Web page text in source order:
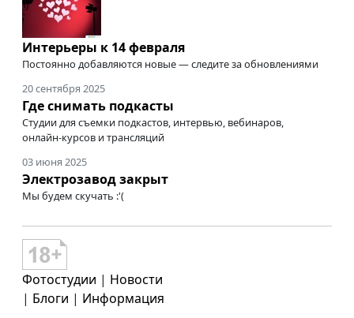
Интерьеры к 14 февраля
Постоянно добавляются новые — следите за обновлениями
20 сентября 2025
Где снимать подкасты
Студии для съемки подкастов, интервью, вебинаров,
онлайн-курсов и трансляций
03 июня 2025
Электрозавод закрыт
Мы будем скучать :'(
Фотостудии | Новости
| Блоги | Информация